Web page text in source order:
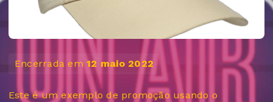
Encerrada em12 maio 2022
Este é um exemplo de promoção usando o